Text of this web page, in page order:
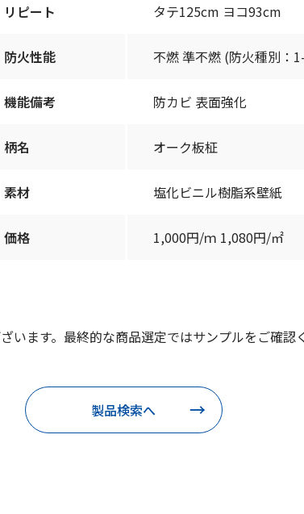
リピート タテ125cm ヨコ93cm
防火性能 不燃 準不燃 (防火種別：
機能備考 防カビ 表面強化
柄名 オーク板柾
素材 塩化ビニル樹脂系壁紙
価格 1,000円/ｍ 1,080円/㎡
ます。最終的な商品選定ではサンプルをご確認
製品検索へ